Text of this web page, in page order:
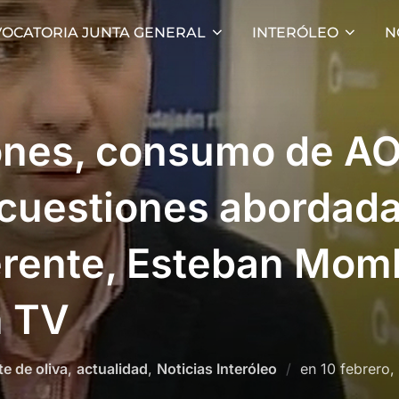
JUNTA GENERAL INTERÓLEO
consumo de
Esteban
TV
de oliva, actualidad, Noticias Interóleo en Publicado
10 febrero,